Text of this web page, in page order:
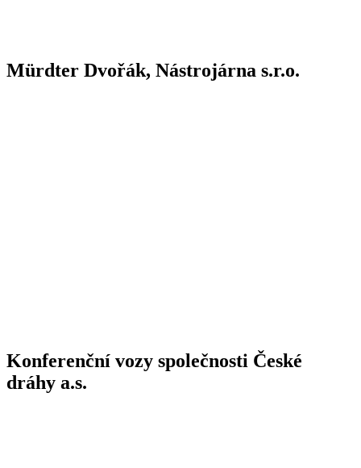
Mürdter Dvořák, Nástrojárna s.r.o.
Konferenční vozy společnosti České
dráhy a.s.